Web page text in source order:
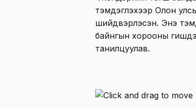
тэмдэглэхээр Олон
шийдвэрлэсэн. Энэ
байнгын хорооны
танилцуулав.